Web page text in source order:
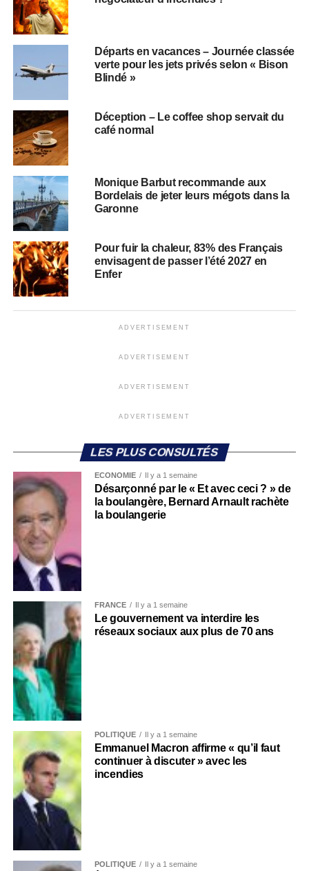
Départs en vacances – Journée classée
verte pour les jets privés selon « Bison
Blindé »
Déception – Le coffee shop servait du
café normal
Monique Barbut recommande aux
Bordelais de jeter leurs mégots dans la
Garonne
Pour fuir la chaleur, 83% des Français
envisagent de passer l’été 2027 en
Enfer
ADVERTISEMENT
ADVERTISEMENT
ADVERTISEMENT
ADVERTISEMENT
LES PLUS CONSULTÉS
ECONOMIE Il y a 1 semaine
Désarçonné par le « Et avec ceci ? » de
la boulangère, Bernard Arnault rachète
la boulangerie
FRANCE Il y a 1 semaine
Le gouvernement va interdire les
réseaux sociaux aux plus de 70 ans
POLITIQUE Il y a 1 semaine
Emmanuel Macron affirme « qu’il faut
continuer à discuter » avec les
incendies
POLITIQUE Il y a 1 semaine